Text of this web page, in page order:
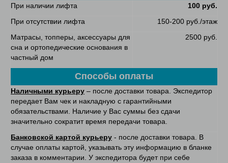
При наличии лифта
100 руб.
При отсутствии лифта
150-200 руб./этаж
Матрасы, топперы, аксессуары для
сна и ортопедические основания в
частный дом
2500 руб.
Способы оплаты
Наличными курьеру – после доставки товара. Экспедитор
передает Вам чек и накладную с гарантийными
обязательствами. Наличие у Вас суммы без сдачи
значительно сократит время передачи товара.
Банковской картой курьеру - после доставки товара. В
случае оплаты картой, указывать эту информацию в бланке
заказа в комментарии. У экспедитора будет при себе